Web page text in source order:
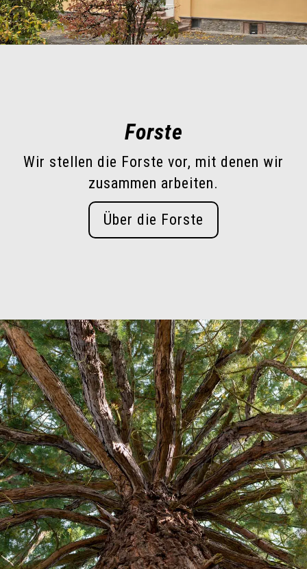
Forste
Wir stellen die Forste vor, mit denen wir
zusammen arbeiten.
Über die Forste